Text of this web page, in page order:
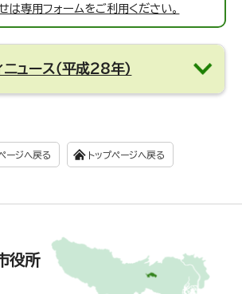
は専用フォームをご利用ください。
ュース（平成28年）
ージへ戻る トップページへ戻る
役所